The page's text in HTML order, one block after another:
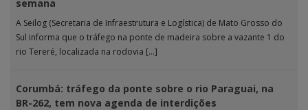
semana
A Seilog (Secretaria de Infraestrutura e Logística) de Mato Grosso do
Sul informa que o tráfego na ponte de madeira sobre a vazante 1 do
rio Tereré, localizada na rodovia […]
Corumbá: tráfego da ponte sobre o rio Paraguai, na
BR-262, tem nova agenda de interdições